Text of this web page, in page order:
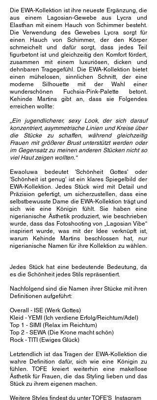
Die EWA-Kollektion ist ihre neueste Ergänzung, die
aus einem Lagosian-Gewebe aus Lycra und
Elasthan mit einem Hauch von Schimmer besteht.
Die Verwendung des Gewebes Lycra sorgt für
einen Hauch von Schimmer, der den Körper
schmeichelt und dafür sorgt, dass jedes Teil
figurbetont ist und gleichzeitig den Komfort fördert,
zusammen mit einem luxuriösen, dicken und
dehnbaren Tragegefühl. Die EWA-Kollektion bietet
einen mühelosen, sinnlichen Schnitt, der eine
moderne Silhouette mit der Wahl einer
wunderschönen Fuchsia-Pink-Palette betont.
Kehinde Martins gibt an, dass sie Folgendes
erreichen wollte:
„Ein jugendlicherer, sexy Look, der sich darauf
konzentriert, asymmetrische Linien und Kreise über
die Stücke zu schaffen, während gleichzeitig
Frauen mit größerer Brust unterstützt werden oder
im Gegensatz zu meinen anderen Stücken nicht so
viel Haut zeigen wollten.“
Ewaoluwa bedeutet 'Schönheit Gottes' oder
'Schönheit ist genug' ist ein klares Spiegelbild der
EWA-Kollektion. Jedes Stück wird mit Detail und
Präzision gefertigt, um sicherzustellen, dass eine
selbstbewusste Dame die EWA-Kollektion trägt und
sich wie eine Königin fühlt. Sie haben eine
nigerianische Ästhetik produziert, wie beschrieben
wurde, dass das Fotoshooting von „Lagosian Vibe“
inspiriert wurde, was mit der Idee verknüpft ist,
warum Kehinde Martins beschlossen hat, nur
nigerianische Namen für ihre Kollektion zu wählen.
Jedes Stück hat eine bedeutende Bedeutung, da
es die Schönheit jedes Stils repräsentiert.
Nachfolgend sind die Namen ihrer Stücke mit ihren
Definitionen aufgeführt:
Overall - ISE (Werk Gottes)
Kleid - YEMI (Ich verdiene Erfolg/Reichtum/Adel)
Top 1 - SIMI (Relax im Reichtum)
Top 2 - SEWA (Die Krone macht schön)
Rock - TITI (Ewiges Glück)
Letztendlich ist das Tragen der EWA-Kollektion die
wahre Definition dafür, sich wie eine Königin zu
fühlen. TOFE kreiert weiterhin eine makellose
Ästhetik für Frauen, die das Styling lieben und das
Stück zu ihrem eigenen machen.
Weitere Styles findest du unter TOFE'S
Instagram